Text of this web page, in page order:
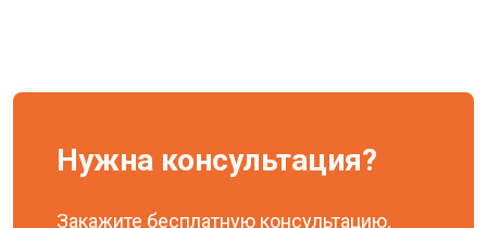
Нужна консультация?
Закажите бесплатную консультацию,